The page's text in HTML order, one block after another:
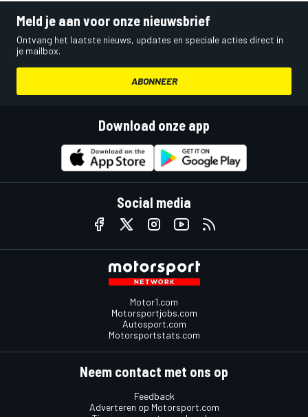
Meld je aan voor onze nieuwsbrief
Ontvang het laatste nieuws, updates en speciale acties direct in
je mailbox.
ABONNEER
Download onze app
Social media
Motor1.com
Motorsportjobs.com
Autosport.com
Motorsportstats.com
Neem contact met ons op
Feedback
Adverteren op Motorsport.com